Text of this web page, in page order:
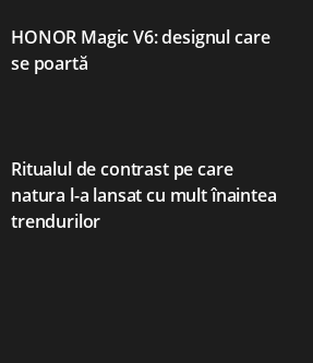
HONOR Magic V6: designul care
se poartă
Ritualul de contrast pe care
natura l-a lansat cu mult înaintea
trendurilor